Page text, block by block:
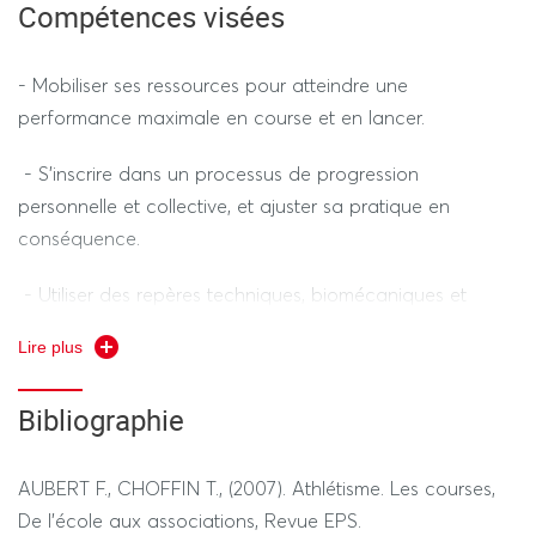
dérogatoires)
- Contrôle continu:
Une évaluation pratique (50 % de la note finale) réalisée
en fin de séquence dans l’activité course (coeff. 2) et
dans l’activité saut (coeff. 1). Durée de l’épreuve ?
Une évaluation théorique sous forme de DST réalisée en
fin de séquence (50% de la note finale) Durée de
---------------- SESSION 2 ----------------
REGIME STANDARD / DEROGATOIRE
Compétences visées
- Mobiliser ses ressources pour atteindre une
performance maximale en course et en lancer.
- S’inscrire dans un processus de progression
personnelle et collective, et ajuster sa pratique en
conséquence.
- Utiliser des repères techniques, biomécaniques et
athlétiques.
- Observer et analyser sa propre prestation ainsi que
- Respecter les règles de sécurité et les codes culturels et
Lire plus
Bibliographie
AUBERT F., CHOFFIN T., (2007). Athlétisme. Les courses,
De l’école aux associations, Revue EPS.